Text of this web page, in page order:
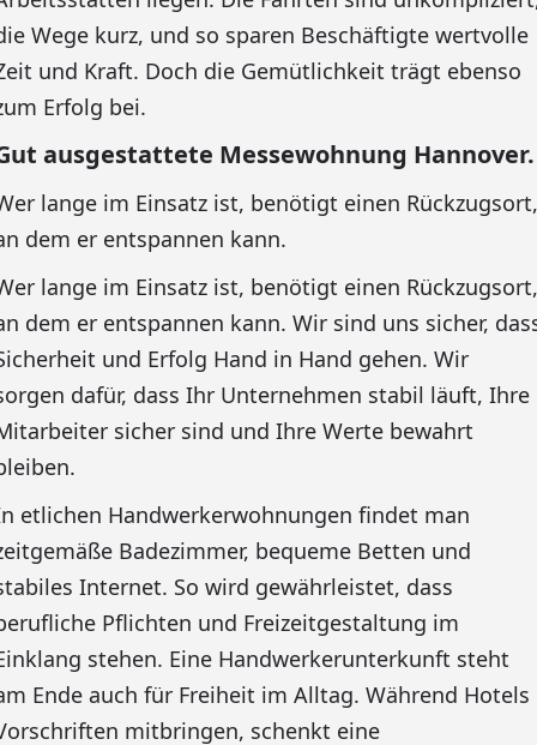
Wege kurz, und so sparen Beschäftigte wertvolle
und Kraft. Doch die Gemütlichkeit trägt ebenso
Erfolg bei.
ausgestattete Messewohnung Hannover.
lange im Einsatz ist, benötigt einen Rückzugsort,
dem er entspannen kann.
lange im Einsatz ist, benötigt einen Rückzugsort,
dem er entspannen kann. Wir sind uns sicher,
und Erfolg Hand in Hand gehen. Wir
dafür, dass Ihr Unternehmen stabil läuft, Ihre
sicher sind und Ihre Werte bewahrt
etlichen Handwerkerwohnungen findet man
Badezimmer, bequeme Betten und
Internet. So wird gewährleistet, dass
Pflichten und Freizeitgestaltung im
stehen. Eine Handwerkerunterkunft steht
Ende auch für Freiheit im Alltag. Während Hotels
mitbringen, schenkt eine